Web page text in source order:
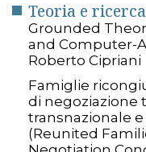
Teoria e ricerca
Grounded
and Computer-
Roberto Cipriani
Famiglie
di negoziazione
transnazionale
(Reunited